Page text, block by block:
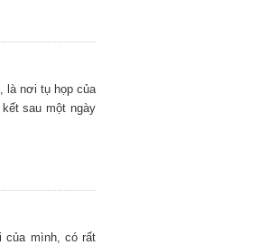
là nơi tụ họp của
sau một ngày
của mình, có rất